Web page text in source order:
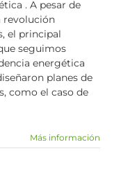
. A pesar de
revolución
el principal
seguimos
energética
planes de
como el caso de
Más información